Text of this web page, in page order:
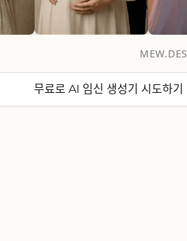
무료로 AI 임신 생성기 시도하기